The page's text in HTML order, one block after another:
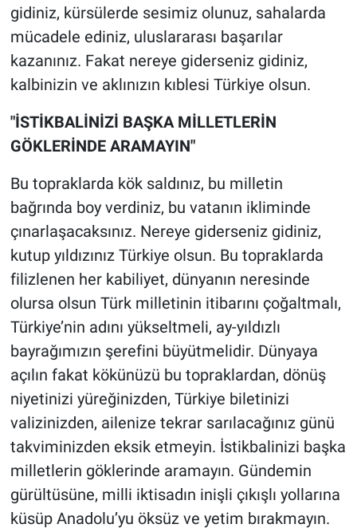
gidiniz, kürsülerde sesimiz olunuz, sahalarda
mücadele ediniz, uluslararası başarılar
kazanınız. Fakat nereye giderseniz gidiniz,
kalbinizin ve aklınızın kıblesi Türkiye olsun.
"İSTİKBALİNİZİ BAŞKA MİLLETLERİN
GÖKLERİNDE ARAMAYIN"
Bu topraklarda kök saldınız, bu milletin
bağrında boy verdiniz, bu vatanın ikliminde
çınarlaşacaksınız. Nereye giderseniz gidiniz,
kutup yıldızınız Türkiye olsun. Bu topraklarda
filizlenen her kabiliyet, dünyanın neresinde
olursa olsun Türk milletinin itibarını çoğaltmalı,
Türkiye’nin adını yükseltmeli, ay-yıldızlı
bayrağımızın şerefini büyütmelidir. Dünyaya
açılın fakat kökünüzü bu topraklardan, dönüş
niyetinizi yüreğinizden, Türkiye biletinizi
valizinizden, ailenize tekrar sarılacağınız günü
takviminizden eksik etmeyin. İstikbalinizi başka
milletlerin göklerinde aramayın. Gündemin
gürültüsüne, milli iktisadın inişli çıkışlı yollarına
küsüp Anadolu’yu öksüz ve yetim bırakmayın.